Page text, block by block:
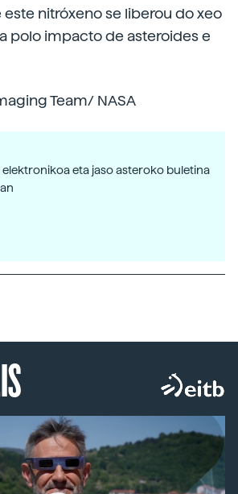
nitróxeno se liberou do xeo
polo impacto de asteroides e
Team/ NASA
elektronikoa eta jaso asteroko buletina